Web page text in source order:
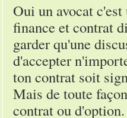
Oui un avocat
finance et contrat
garder qu'une
d'accepter
ton contrat soit
Mais de toute
contrat ou